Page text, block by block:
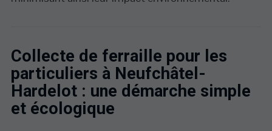
Collecte de ferraille pour les
particuliers à Neufchâtel-
Hardelot : une démarche simple
et écologique